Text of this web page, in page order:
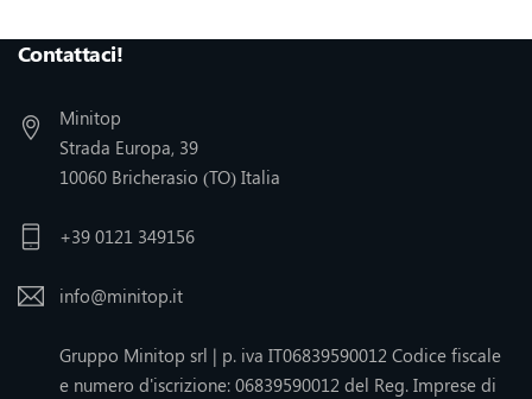
Contattaci!
Minitop
Strada Europa, 39
10060 Bricherasio (TO) Italia
+39 0121 349156
info@minitop.it
Gruppo Minitop srl | p. iva IT06839590012 Codice fiscale
e numero d'iscrizione: 06839590012 del Reg. Imprese di